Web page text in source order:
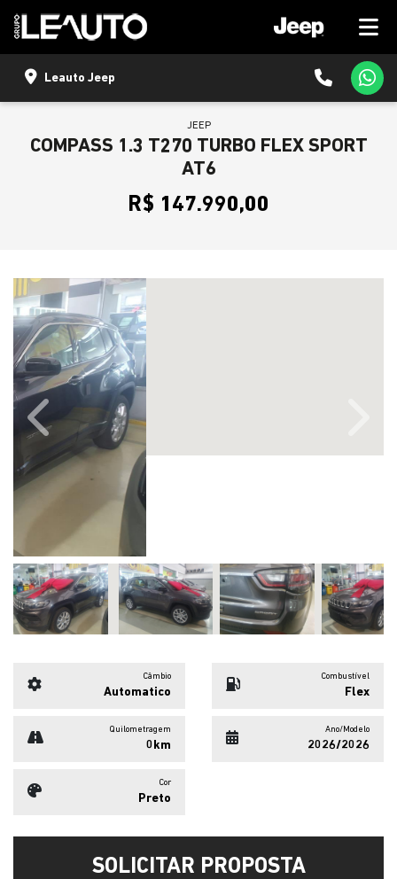
Leauto Jeep
JEEP
COMPASS 1.3 T270 TURBO FLEX SPORT
AT6
R$ 147.990,00
Previous
Câmbio
Automatico
Combustível
Flex
Quilometragem
0km
Ano/Modelo
2026/2026
Cor
Preto
SOLICITAR PROPOSTA